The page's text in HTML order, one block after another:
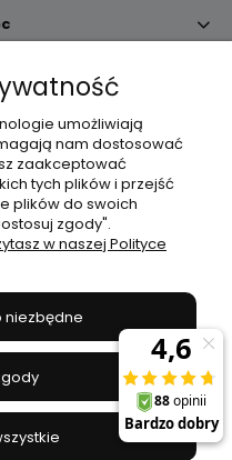
669-050-03-43
sklep@janexmarket.pl
umożliwiają
nam dostosować
zaakceptować
tych plików i przejść
plików do swoich
zgody".
w naszej Polityce
niezbędne